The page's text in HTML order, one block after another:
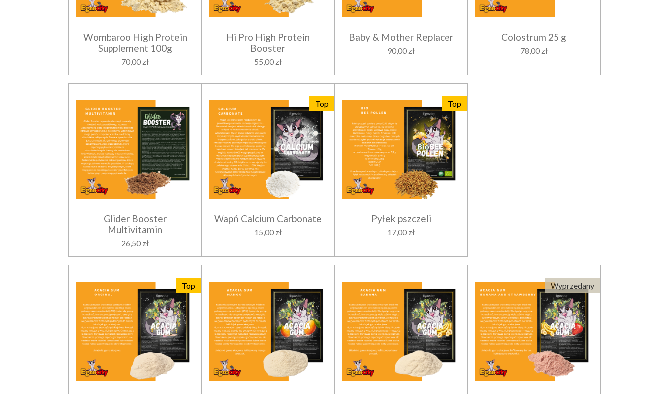
Wombaroo High Protein
Supplement 100g
70,00 zł
Hi Pro High Protein
Booster
55,00 zł
Baby & Mother Replacer
90,00 zł
Colostrum 25 g
78,00 zł
Glider Booster
Multivitamin
26,50 zł
Top
Wapń Calcium Carbonate
15,00 zł
Top
Pyłek pszczeli
17,00 zł
Top Wyprzedany